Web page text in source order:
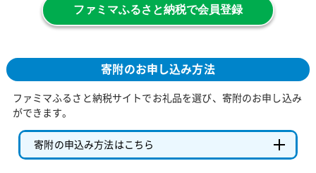
ファミマふるさと納税で会員登録
寄附のお申し込み方法
ファミマふるさと納税サイトでお礼品を選び、寄附のお申し込み
ができます。
寄附の申込み方法はこちら